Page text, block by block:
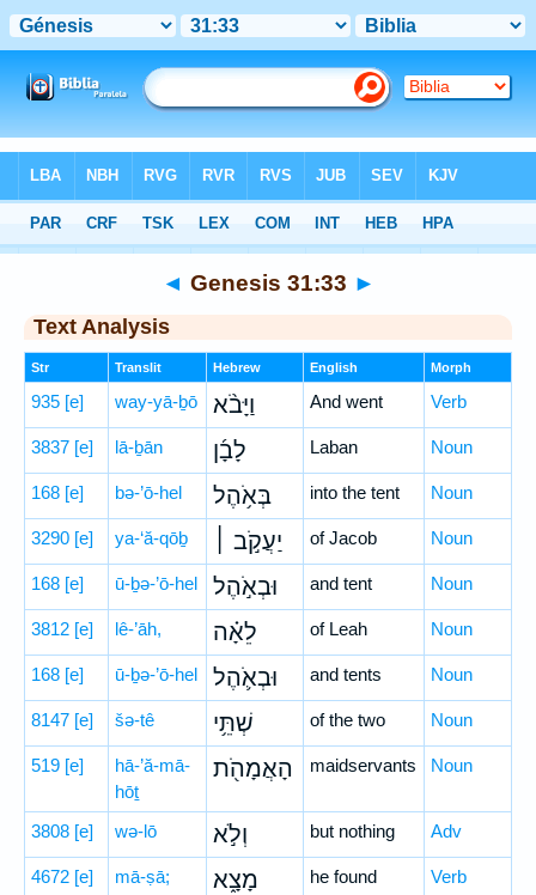
Hebrew> Genesis 31:33
◄ Genesis 31:33 ►
Text Analysis
Str Translit Hebrew English Morph
935 [e] way-yā-ḇō וַיָּבֹ֨א And went Verb
3837 [e] lā-ḇān לָבָ֜ן Laban Noun
168 [e] bə-’ō-hel בְּאֹ֥הֶל into the tent Noun
3290 [e] ya-‘ă-qōḇ יַעֲקֹ֣ב ׀ of Jacob Noun
168 [e] ū-ḇə-’ō-hel וּבְאֹ֣הֶל and tent Noun
3812 [e] lê-’āh, לֵאָ֗ה of Leah Noun
168 [e] ū-ḇə-’ō-hel וּבְאֹ֛הֶל and tents Noun
8147 [e] šə-tê שְׁתֵּ֥י of the two Noun
519 [e]
hā-’ă-mā-
hōṯ
הָאֲמָהֹ֖ת maidservants Noun
3808 [e] wə-lō וְלֹ֣א but nothing Adv
4672 [e] mā-ṣā; מָצָ֑א he found Verb